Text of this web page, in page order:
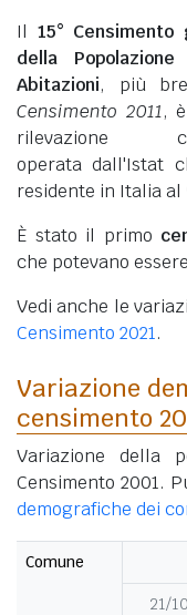
Il 15° Censimento
della
Abitazioni, più
Censimento 2011,
rilevazione
operata dall'Istat
residente in Italia al
È stato il primo
che potevano
Vedi anche le
Censimento 2021.
Variazione
censimento
Variazione della
Censimento 2001.
demografiche dei
Comune
21/